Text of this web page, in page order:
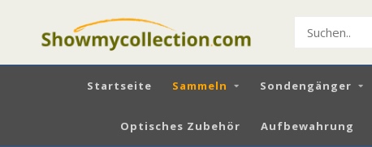
Startseite Sammeln Sondengänger
Optisches Zubehör Aufbewahrung